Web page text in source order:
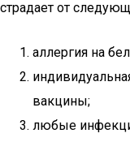
страдает от
аллергия на
вакцины;
любые